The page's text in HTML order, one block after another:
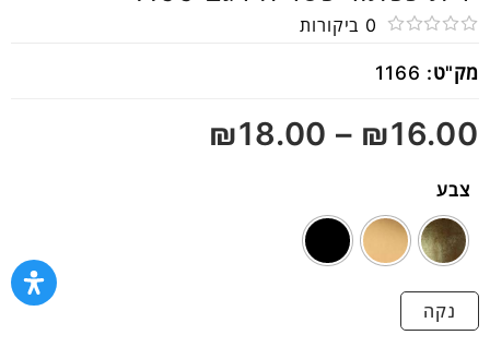
0
5
0 ביקורות
מק"ט: 1166
₪16.00
–
₪18.00
צבע
נקה